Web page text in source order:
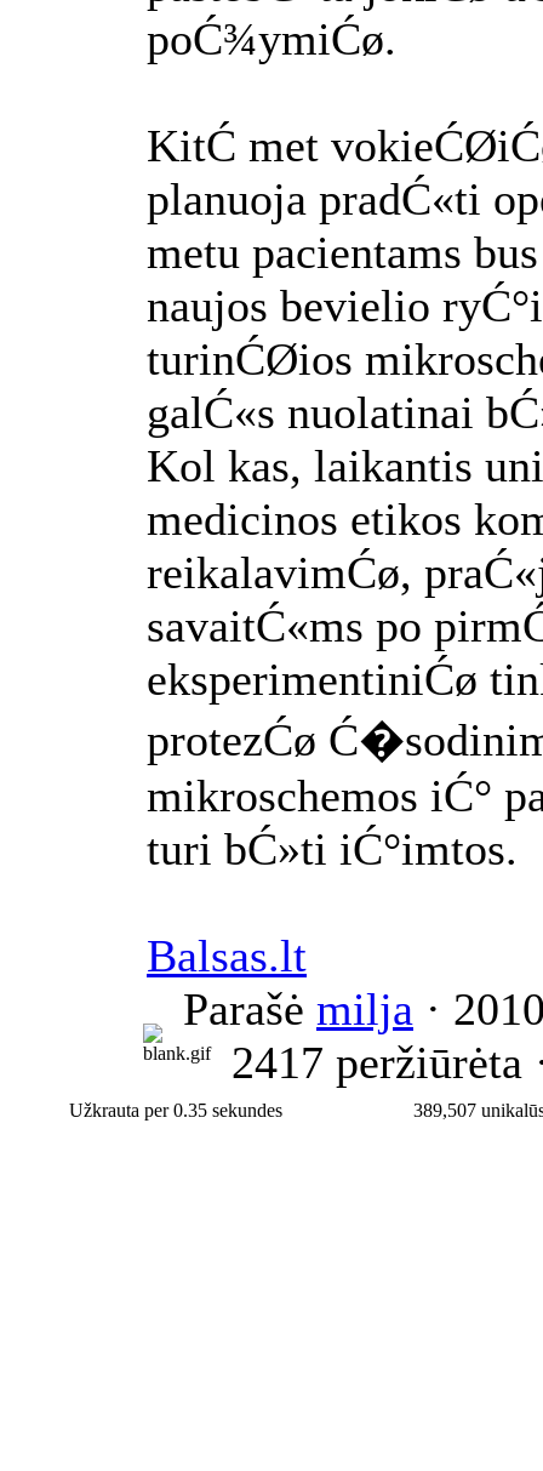
poĆ¾ymiĆø.
KitĆ met
planuoja pradĆ«ti
metu pacientams
naujos bevielio
turinĆØios
galĆ«s nuolatinai
Kol kas, laikantis
medicinos etikos
reikalavimĆø,
savaitĆ«ms po
eksperimentiniĆø
protezĆø
mikroschemos iĆ°
turi bĆ»ti iĆ°imtos.
Balsas.lt
Parašė milja ·
2417 peržiūrėta
Užkrauta per 0.35 sekundes 389,507